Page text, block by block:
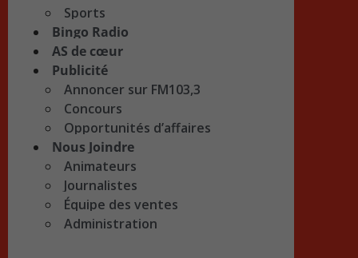
Sports
Bingo Radio
AS de cœur
Publicité
Annoncer sur FM103,3
Concours
Opportunités d’affaires
Nous Joindre
Animateurs
Journalistes
Équipe des ventes
Administration